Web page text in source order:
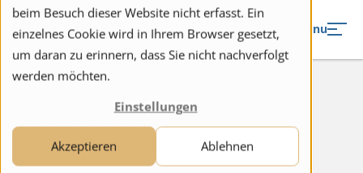
beim Besuch dieser Website nicht erfasst. Ein
einzelnes Cookie wird in Ihrem Browser gesetzt,
um daran zu erinnern, dass Sie nicht nachverfolgt
werden möchten.
Einstellungen
Akzeptieren Ablehnen
to navigation
to the content
Menu
Vielen Dank für Euer Engagement und Vertrauen 2025